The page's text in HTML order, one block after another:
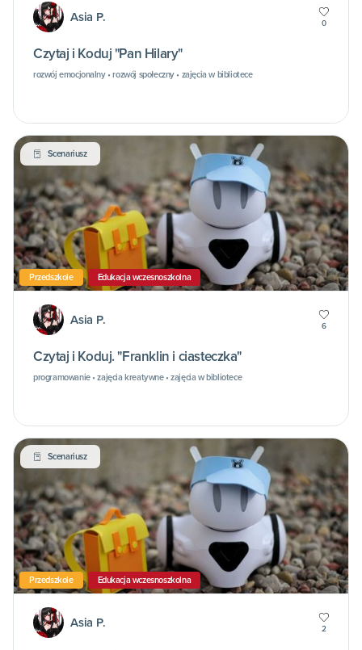
Asia P. 0
Czytaj i Koduj "Pan Hilary"
rozwój emocjonalny • rozwój społeczny • zajęcia w bibliotece
Scenariusz
Przedszkole Edukacja wczesnoszkolna
Asia P. 6
Czytaj i Koduj. "Franklin i ciasteczka"
programowanie • zajęcia kreatywne • zajęcia w bibliotece
Scenariusz
Przedszkole Edukacja wczesnoszkolna
Asia P. 2